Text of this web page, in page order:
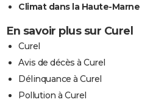
Climat dans la Haute-Marne
En savoir plus sur Curel
Curel
Avis de décès à Curel
Délinquance à Curel
Pollution à Curel